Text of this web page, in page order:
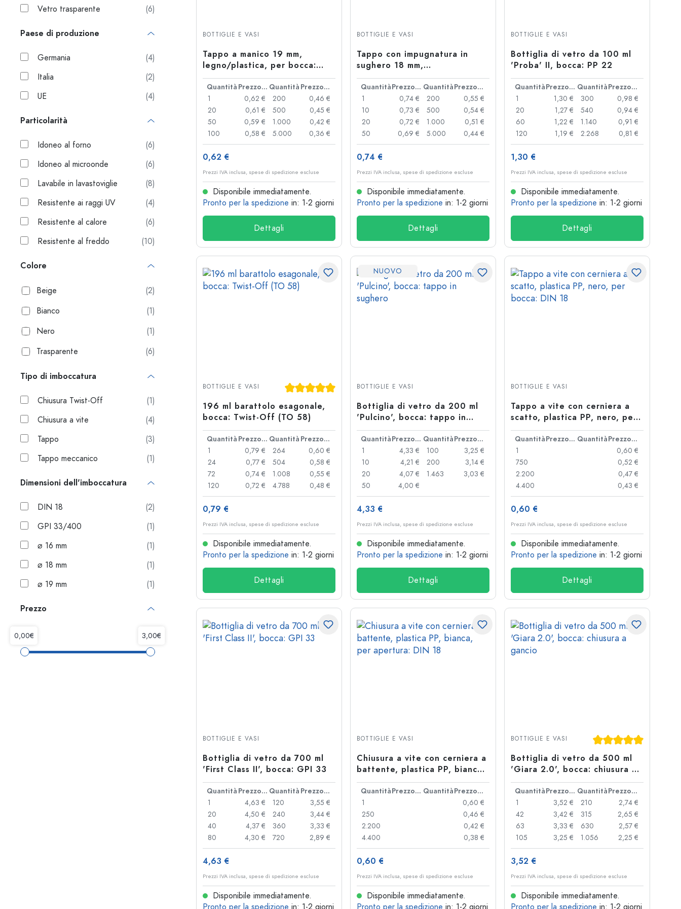
Ricette
Bottiglie per forma
Bottiglie con manico
Bottiglie sfaccettate
Bottiglie a collo largo
Damigiane
Bottiglie per materiale
Bottiglie di vetro
Bottiglie in ceramica
Bottiglie in alluminio
Vetro trasparente
(6)
Paese di produzione
Germania
(4)
Italia
(2)
UE
(4)
Particolarità
Idoneo al forno
(6)
Idoneo al microonde
(6)
Lavabile in lavastoviglie
(8)
Resistente ai raggi UV
(4)
Resistente al calore
(6)
Resistente al freddo
(10)
Colore
Beige
(2)
Bianco
(1)
Nero
(1)
Trasparente
(6)
Tipo di imboccatura
Chiusura Twist-Off
(1)
Chiusura a vite
(4)
Tappo
(3)
Tappo meccanico
(1)
Dimensioni dell'imboccatura
DIN 18
(2)
GPI 33/400
(1)
⌀ 16 mm
(1)
⌀ 18 mm
(1)
⌀ 19 mm
(1)
Prezzo
BOTTIGLIE E VASI
Tappo a manico 19 mm,
legno/plastica, per bocca:
sughero
Quantità Prezzo cad. Quantità
Prezzo cad.
1
0,62 €
20
0,61 €
50
0,59 €
100
0,58 €
200
0,46 €
500
0,45 €
1.000
0,42 €
5.000
0,36 €
0,62 €
Prezzi IVA inclusa, spese di spedizione escluse
Disponibile immediatamente.
Pronto per la spedizione in: 1-2 giorni
Dettagli
BOTTIGLIE E VASI
Tappo con impugnatura in
sughero 18 mm,
legno/plastica, per bocca:
sughero
Quantità Prezzo cad. Quantità
Prezzo cad.
1
0,74 €
10
0,73 €
20
0,72 €
50
0,69 €
100
0,68 €
200
0,55 €
500
0,54 €
1.000
0,51 €
5.000
0,44 €
0,74 €
Prezzi IVA inclusa, spese di spedizione escluse
Disponibile immediatamente.
Pronto per la spedizione in: 1-2 giorni
Dettagli
BOTTIGLIE E VASI
Bottiglia di vetro da 100 ml
'Proba' II, bocca: PP 22
Quantità Prezzo cad. Quantità
Prezzo cad.
1
1,30 €
20
1,27 €
60
1,22 €
120
1,19 €
300
0,98 €
540
0,94 €
1.140
0,91 €
2.268
0,81 €
1,30 €
Prezzi IVA inclusa, spese di spedizione escluse
Disponibile immediatamente.
Pronto per la spedizione in: 1-2 giorni
Dettagli
Valutazione media di 5 su 5 stelle
BOTTIGLIE E VASI
196 ml barattolo esagonale,
bocca: Twist-Off (TO 58)
Quantità Prezzo cad. Quantità
Prezzo cad.
1
0,79 €
24
0,77 €
72
0,74 €
120
0,72 €
264
0,60 €
504
0,58 €
1.008
0,55 €
4.788
0,48 €
0,79 €
Prezzi IVA inclusa, spese di spedizione escluse
Disponibile immediatamente.
Pronto per la spedizione in: 1-2 giorni
Dettagli
NUOVO
BOTTIGLIE E VASI
Bottiglia di vetro da 200 ml
'Pulcino', bocca: tappo in
sughero
Quantità Prezzo cad. Quantità
Prezzo cad.
1
4,33 €
10
4,21 €
20
4,07 €
50
4,00 €
100
3,25 €
200
3,14 €
1.463
3,03 €
4,33 €
Prezzi IVA inclusa, spese di spedizione escluse
Disponibile immediatamente.
Pronto per la spedizione in: 1-2 giorni
Dettagli
BOTTIGLIE E VASI
Tappo a vite con cerniera a
scatto, plastica PP, nero, per
bocca: DIN 18
Quantità Prezzo cad. Quantità
Prezzo cad.
1
0,60 €
750
0,52 €
2.200
0,47 €
4.400
0,43 €
0,60 €
Prezzi IVA inclusa, spese di spedizione escluse
Disponibile immediatamente.
Pronto per la spedizione in: 1-2 giorni
Dettagli
BOTTIGLIE E VASI
Bottiglia di vetro da 700 ml
'First Class II', bocca: GPI 33
Quantità Prezzo cad. Quantità
Prezzo cad.
1
4,63 €
20
4,50 €
40
4,37 €
80
4,30 €
120
3,55 €
240
3,44 €
360
3,33 €
720
2,89 €
4,63 €
Prezzi IVA inclusa, spese di spedizione escluse
Disponibile immediatamente.
BOTTIGLIE E VASI
Chiusura a vite con cerniera a
battente, plastica PP, bianca,
per apertura: DIN 18
Quantità Prezzo cad. Quantità
Prezzo cad.
1
0,60 €
250
0,46 €
2.200
0,42 €
4.400
0,38 €
0,60 €
Prezzi IVA inclusa, spese di spedizione escluse
Disponibile immediatamente.
Valutazione media di
BOTTIGLIE E VASI
Bottiglia di vetro da 500 ml
'Giara 2.0', bocca: chiusura a
gancio
Quantità Prezzo cad. Quantità
Prezzo cad.
1
3,52 €
42
3,42 €
63
3,33 €
105
3,25 €
210
2,74 €
315
2,65 €
630
2,57 €
1.056
2,25 €
3,52 €
Prezzi IVA inclusa, spese di spedizione escluse
Disponibile immediatamente.